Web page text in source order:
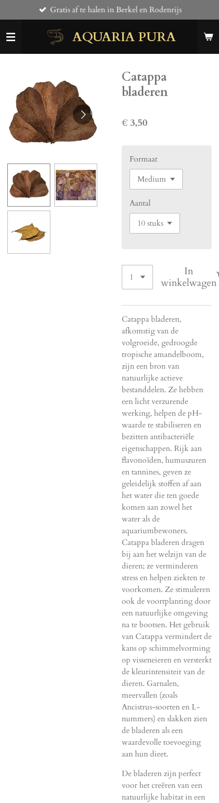
direct
naar
AQUARIA PURA
Gratis af te halen in Berkel en Rodenrijs
Catappa
bladeren
€ 3,50
Formaat
Aantal
In
winkelwagen
Catappa bladeren,
afkomstig van de
volgroeide, gedroogde
tropische amandelboom,
zijn een bron van
natuurlijke actieve
bestanddelen. Ze hebben
een licht verzurende
werking, helpen de pH-
waarde te stabiliseren en
bezitten antibacteriële
eigenschappen. Rijk aan
flavonoïden, humuszuren
en tannines, geven ze
geleidelijk stoffen af aan
het water die ten goede
komen aan zowel het
water als de
aquariumbewoners.
Catappa bladeren dragen
bij aan het welzijn van de
dieren; ze verminderen
stress en helpen ziekten te
voorkomen. Ze stimuleren
ook de voortplanting door
een natuurlijke omgeving
na te bootsen. Het gebruik
van Catappa vermindert de
kans op schimmelvorming
op visseneieren en versterkt
de kleurintensiteit van de
dieren. Garnalen,
meervallen (zoals
Ancistrus-soorten en L-
nummers) en slakken zien
de bladeren als een
waardevolle toevoeging
aan hun dieet.
De bladeren zijn perfect
voor het creëren van een
natuurlijke habitat in een